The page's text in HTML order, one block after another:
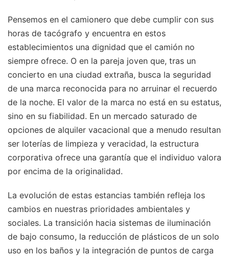
Pensemos en el camionero que debe cumplir con sus
horas de tacógrafo y encuentra en estos
establecimientos una dignidad que el camión no
siempre ofrece. O en la pareja joven que, tras un
concierto en una ciudad extraña, busca la seguridad
de una marca reconocida para no arruinar el recuerdo
de la noche. El valor de la marca no está en su estatus,
sino en su fiabilidad. En un mercado saturado de
opciones de alquiler vacacional que a menudo resultan
ser loterías de limpieza y veracidad, la estructura
corporativa ofrece una garantía que el individuo valora
por encima de la originalidad.
La evolución de estas estancias también refleja los
cambios en nuestras prioridades ambientales y
sociales. La transición hacia sistemas de iluminación
de bajo consumo, la reducción de plásticos de un solo
uso en los baños y la integración de puntos de carga